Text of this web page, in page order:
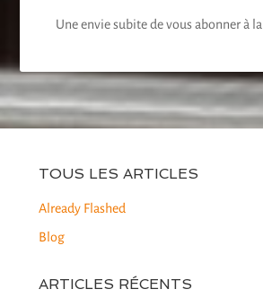
Une envie subite de vous abonner à la
TOUS LES ARTICLES
Already Flashed
Blog
ARTICLES RÉCENTS